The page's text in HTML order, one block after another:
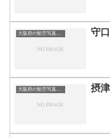
大阪府の航空写真・空中写真 守
大阪府の航空写真・空中写真 摂